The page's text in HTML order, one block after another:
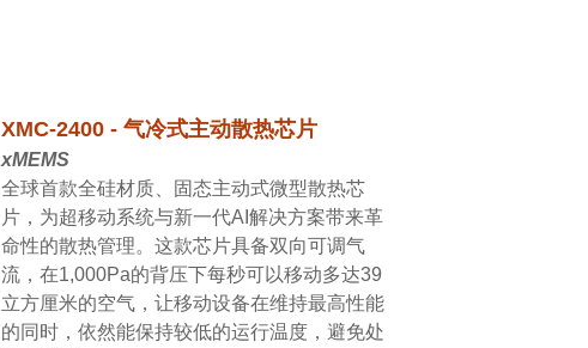
XMC-2400 - 气冷式主动散热芯片
xMEMS
全球首款全硅材质、固态主动式微型散热芯
片，为超移动系统与新一代AI解决方案带来革
命性的散热管理。这款芯片具备双向可调气
流，在1,000Pa的背压下每秒可以移动多达39
立方厘米的空气，让移动设备在维持最高性能
的同时，依然能保持较低的运行温度，避免处